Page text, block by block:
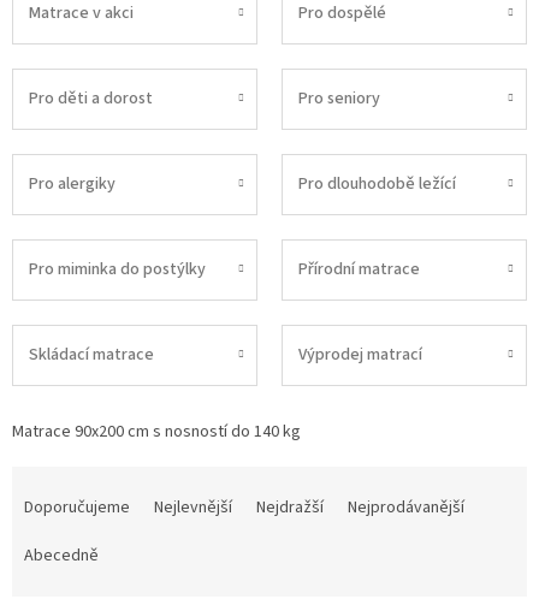
Matrace v akci Pro dospělé
Pro děti a dorost Pro seniory
Pro alergiky Pro dlouhodobě ležící
Pro miminka do postýlky Přírodní matrace
Skládací matrace Výprodej matrací
Matrace 90x200 cm s nosností do 140 kg
Doporučujeme Nejlevnější Nejdražší
Nejprodávanější
Abecedně